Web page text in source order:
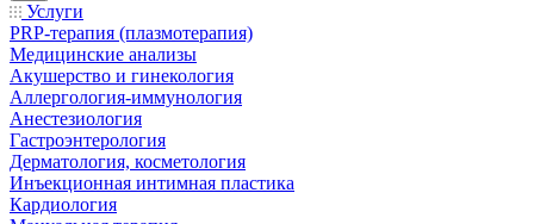
Услуги
PRP-терапия (плазмотерапия)
Медицинские анализы
Акушерство и гинекология
Аллергология-иммунология
Анестезиология
Гастроэнтерология
Дерматология, косметология
Инъекционная интимная пластика
Кардиология